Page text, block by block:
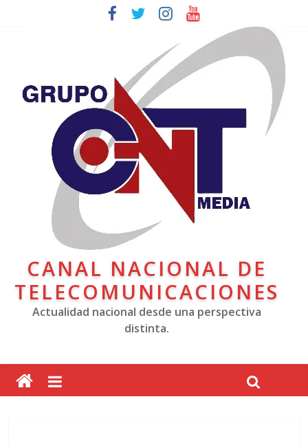
CANAL NACIONAL DE
TELECOMUNICACIONES
Actualidad nacional desde una perspectiva
distinta.